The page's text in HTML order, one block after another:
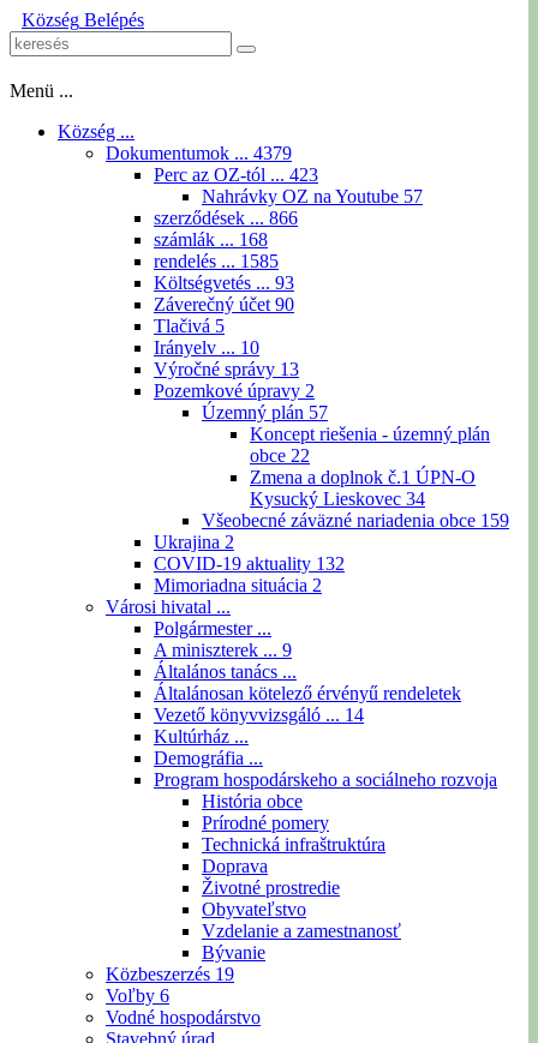
Község Belépés
Menü ...
Község ...
Dokumentumok ... 4379
Perc az OZ-tól ... 423
Nahrávky OZ na Youtube 57
szerződések ... 866
számlák ... 168
rendelés ... 1585
Költségvetés ... 93
Záverečný účet 90
Tlačivá 5
Irányelv ... 10
Výročné správy 13
Pozemkové úpravy 2
Územný plán 57
Koncept riešenia - územný plán
obce 22
Zmena a doplnok č.1 ÚPN-O
Kysucký Lieskovec 34
Všeobecné záväzné nariadenia obce 159
Ukrajina 2
COVID-19 aktuality 132
Mimoriadna situácia 2
Városi hivatal ...
Polgármester ...
A miniszterek ... 9
Általános tanács ...
Általánosan kötelező érvényű rendeletek
Vezető könyvvizsgáló ... 14
Kultúrház ...
Demográfia ...
Program hospodárskeho a sociálneho rozvoja
História obce
Prírodné pomery
Technická infraštruktúra
Doprava
Životné prostredie
Obyvateľstvo
Vzdelanie a zamestnanosť
Bývanie
Közbeszerzés 19
Voľby 6
Vodné hospodárstvo
Stavebný úrad